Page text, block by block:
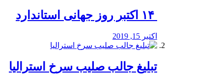
اکتبر 15, 2019
تبلیغ جالب صلیب سرخ استرالیا